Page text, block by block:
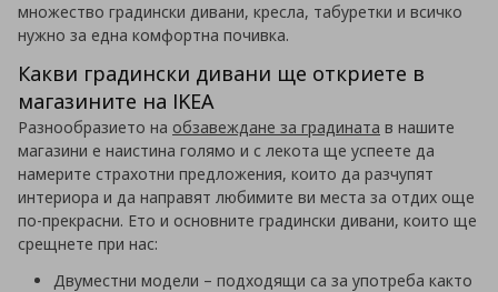
множество градински дивани, кресла, табуретки и всичко
нужно за една комфортна почивка.
Какви градински дивани ще откриете в
магазините на IKEA
Разнообразието на обзавеждане за градината в нашите
магазини е наистина голямо и с лекота ще успеете да
намерите страхотни предложения, които да разчупят
интериора и да направят любимите ви места за отдих още
по-прекрасни. Ето и основните градински дивани, които ще
срещнете при нас:
Двуместни модели – подходящи са за употреба както